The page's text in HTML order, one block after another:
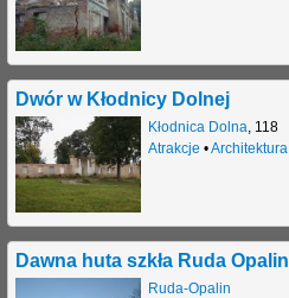
Dwór w Kłodnicy Dolnej
Kłodnica Dolna 118
Atrakcje •Architektura
Dawna huta szkła Ruda Opalin
Ruda-Opalin